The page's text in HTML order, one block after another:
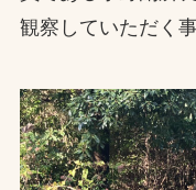
観察していただく